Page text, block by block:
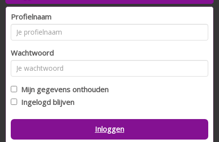
Profielnaam
Wachtwoord
Mijn gegevens onthouden
Ingelogd blijven
Inloggen